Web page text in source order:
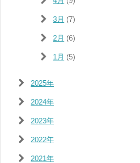
3月 (7)
2月 (6)
1月 (5)
2025年
2024年
2023年
2022年
2021年